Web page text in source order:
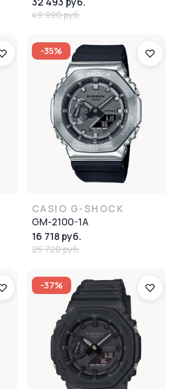
49 990 руб.
-35%
CASIO G-SHOCK
GM-2100-1A
16 718 руб.
25 720 руб.
-37%